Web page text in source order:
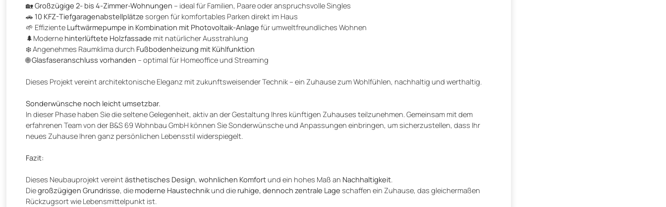
🏡Großzügige 2- bis 4-Zimmer-Wohnungen – ideal für Familien, Paare oder anspruchsvolle Singles
🚗 10 KFZ-Tiefgaragenabstellplätze sorgen für komfortables Parken direkt im Haus
🌱 Effiziente Luftwärmepumpe in Kombination mit Photovoltaik-Anlage für umweltfreundliches Wohnen
🌲Moderne hinterlüftete Holzfassade mit natürlicher Ausstrahlung
❄️ Angenehmes Raumklima durch Fußbodenheizung mit Kühlfunktion
🌐Glasfaseranschluss vorhanden – optimal für Homeoffice und Streaming
Dieses Projekt vereint architektonische Eleganz mit zukunftsweisender Technik – ein Zuhause zum Wohlfühlen, nachhaltig und werthaltig.
Sonderwünsche noch leicht umsetzbar.
In dieser Phase haben Sie die seltene Gelegenheit, aktiv an der Gestaltung Ihres künftigen Zuhauses teilzunehmen. Gemeinsam mit dem
erfahrenen Team von der B&S 69 Wohnbau GmbH können Sie Sonderwünsche und Anpassungen einbringen, um sicherzustellen, dass Ihr
neues Zuhause Ihren ganz persönlichen Lebensstil widerspiegelt.
Fazit:
Dieses Neubauprojekt vereintästhetisches Design, wohnlichen Komfortund ein hohes Maß an Nachhaltigkeit.
Diegroßzügigen Grundrisse, die moderne Haustechnikund die ruhige, dennoch zentrale Lage schaffen ein Zuhause, das gleichermaßen
Rückzugsort wie Lebensmittelpunkt ist.